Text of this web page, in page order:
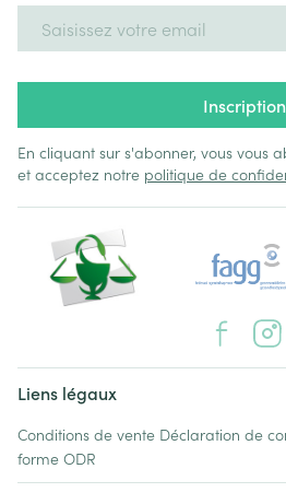
Inscription
En cliquant sur s'abonner, vous vous
et acceptez notre politique de
Liens légaux
Conditions de vente Déclaration de
forme ODR